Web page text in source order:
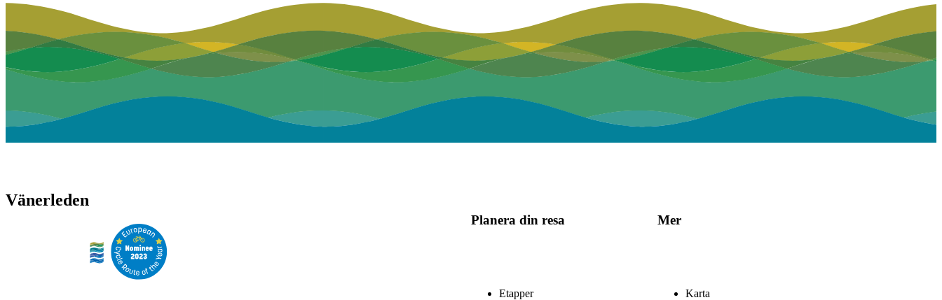
Vänerleden
Planera din resa
Etapper
Mer
Karta